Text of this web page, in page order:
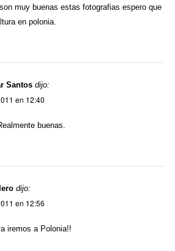
muy buenas estas fotografias espero que
en polonia.
Santos dijo:
en 12:40
buenas.
dijo:
en 12:56
iremos a Polonia!!